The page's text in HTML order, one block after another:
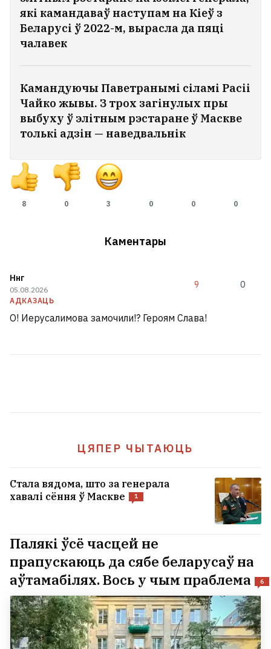
які камандаваў наступам на Кіеў з
Беларусі ў 2022-м, вырасла да пяці
чалавек
Камандуючы Паветранымі сіламі Расіі
Чайко жывы. З трох загінулых пры
выбуху ў элітным рэстаране ў Маскве
толькі адзін — наведвальнік
8 0 3 0 0 0
Каментары
Ннг
05.08.2026
АДКАЗАЦЬ
9 0
О! Иерусалимова замочили!? Героям Слава!
ЦЯПЕР ЧЫТАЮЦЬ
Стала вядома, што за генерала
хавалі сёння ў Маскве
1
Палякі ўсё часцей не
прапускаюць да сябе беларусаў на
аўтамабілях. Вось у чым праблема
6